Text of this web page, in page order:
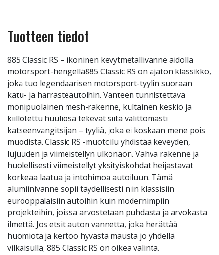
Tuotteen tiedot
885 Classic RS – ikoninen kevytmetallivanne aidolla
motorsport-hengellä885 Classic RS on ajaton klassikko,
joka tuo legendaarisen motorsport-tyylin suoraan
katu- ja harrasteautoihin. Vanteen tunnistettava
monipuolainen mesh-rakenne, kultainen keskiö ja
kiillotettu huuliosa tekevät siitä välittömästi
katseenvangitsijan – tyyliä, joka ei koskaan mene pois
muodista. Classic RS -muotoilu yhdistää keveyden,
lujuuden ja viimeistellyn ulkonäön. Vahva rakenne ja
huolellisesti viimeistellyt yksityiskohdat heijastavat
korkeaa laatua ja intohimoa autoiluun. Tämä
alumiinivanne sopii täydellisesti niin klassisiin
eurooppalaisiin autoihin kuin modernimpiin
projekteihin, joissa arvostetaan puhdasta ja arvokasta
ilmettä. Jos etsit auton vannetta, joka herättää
huomiota ja kertoo hyvästä mausta jo yhdellä
vilkaisulla, 885 Classic RS on oikea valinta.